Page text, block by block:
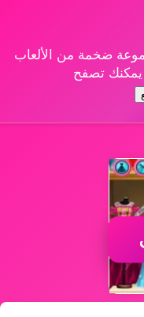
ضخمة من الألعاب
يمكنك تصفح